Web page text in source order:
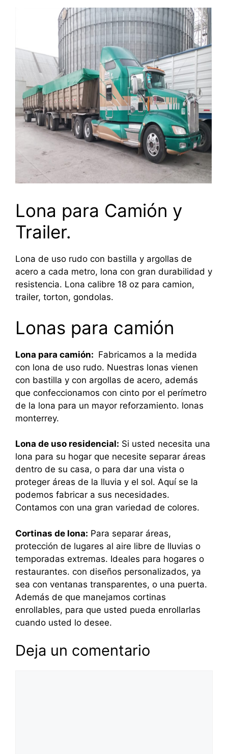
Lona para Camión y
Trailer.
Lona de uso rudo con bastilla y argollas de
acero a cada metro, lona con gran durabilidad y
resistencia. Lona calibre 18 oz para camion,
trailer, torton, gondolas.
Lonas para camión
Lona para camión: Fabricamos a la medida
con lona de uso rudo. Nuestras lonas vienen
con bastilla y con argollas de acero, además
que confeccionamos con cinto por el perímetro
de la lona para un mayor reforzamiento. lonas
monterrey.
Lona de uso residencial: Si usted necesita una
lona para su hogar que necesite separar áreas
dentro de su casa, o para dar una vista o
proteger áreas de la lluvia y el sol. Aquí se la
podemos fabricar a sus necesidades.
Contamos con una gran variedad de colores.
Cortinas de lona: Para separar áreas,
protección de lugares al aire libre de lluvias o
temporadas extremas. Ideales para hogares o
restaurantes. con diseños personalizados, ya
sea con ventanas transparentes, o una puerta.
Además de que manejamos cortinas
enrollables, para que usted pueda enrollarlas
cuando usted lo desee.
Deja un comentario